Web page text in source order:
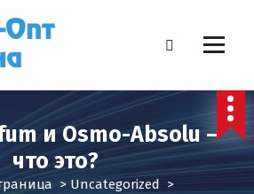
и Osmo-Absolu –
что это?
> Uncategorized
>